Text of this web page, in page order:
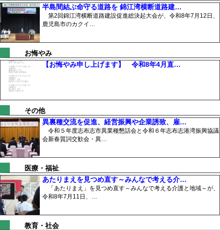
半島間結ぶ命守る道路を 錦江湾横断道路建…
第2回錦江湾横断道路建設促進総決起大会が、令和8年7月12日、
鹿児島市のカクイ…
お悔やみ
【お悔やみ申し上げます】 令和8年4月直…
その他
異裏種交流を促進、経営振興や企業誘致、雇…
令和５年度志布志市異業種懇話会と令和６年志布志港湾振興協議
会新春質詞交歓会・異…
医療・福祉
あたりまえを見つめ直す～みんなで考える介…
「あたりまえ」を見つめ直す～みんなで考える介護と地域～が、
令和8年7月11日、…
教育・社会